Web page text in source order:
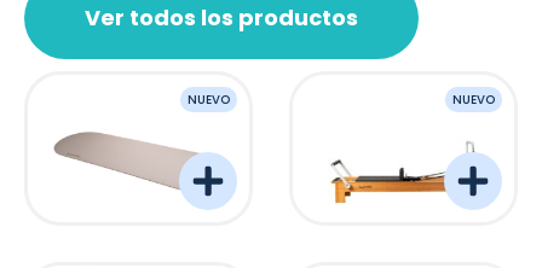
NUEVO NUEVO
Ver todos los productos